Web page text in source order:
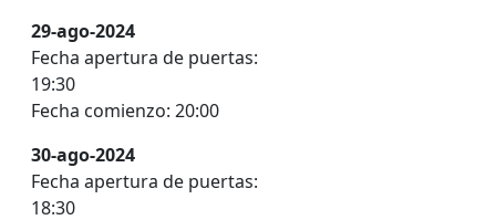
29-ago-2024
Fecha apertura de puertas:
19:30
Fecha comienzo: 20:00
30-ago-2024
Fecha apertura de puertas:
18:30